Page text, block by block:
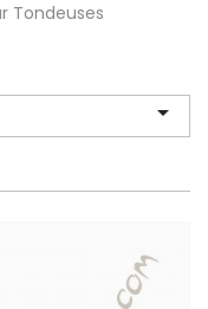
Tondeuses
